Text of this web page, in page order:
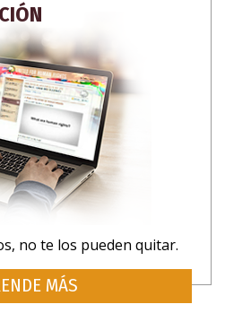
no te los pueden quitar.
MÁS